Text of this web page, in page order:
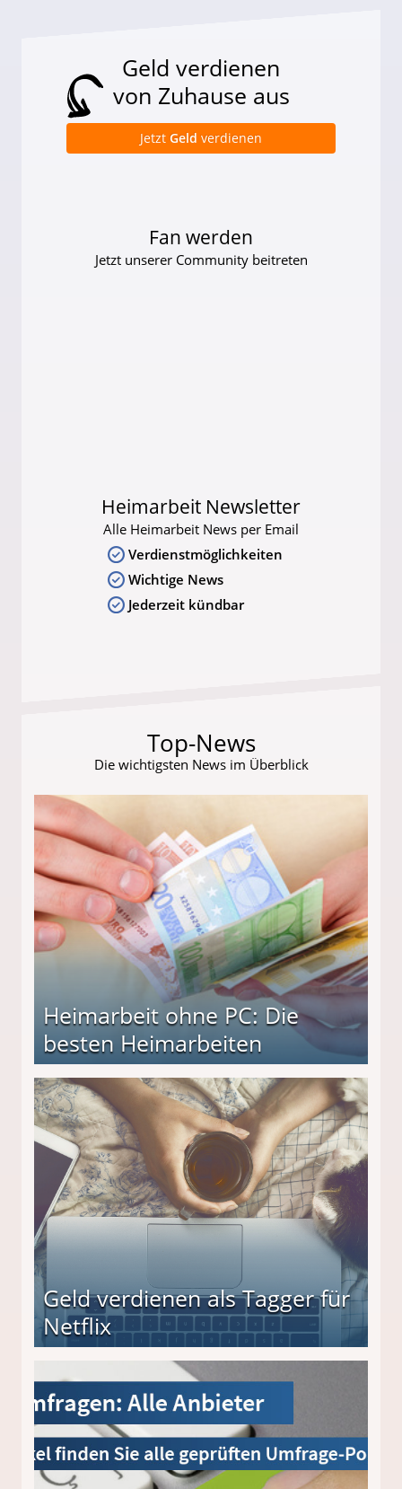
Geld verdienen
von Zuhause aus
Jetzt Geld verdienen
Fan werden
Jetzt unserer Community beitreten
Heimarbeit Newsletter
Alle Heimarbeit News per Email
Verdienstmöglichkeiten
Wichtige News
Jederzeit kündbar
Top-News
Die wichtigsten News im Überblick
Heimarbeit ohne PC: Die
besten Heimarbeiten
Geld verdienen als Tagger für
Netflix